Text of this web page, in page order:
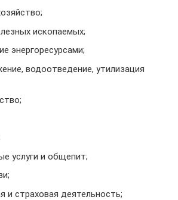
ископаемых;
энергоресурсами;
водоотведение, утилизация
услуги и общепит;
и страховая деятельность;